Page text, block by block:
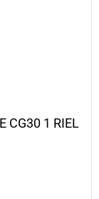
CG30 1 RIEL